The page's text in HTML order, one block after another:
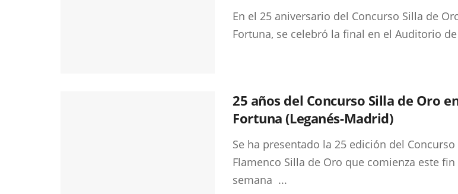
En el 25 aniversario del Concurso Silla de
Fortuna, se celebró la final en el Auditorio
25 años del Concurso Silla de Oro
Fortuna (Leganés-Madrid)
Se ha presentado la 25 edición del Concurso
Flamenco Silla de Oro que comienza este fin
semana ...